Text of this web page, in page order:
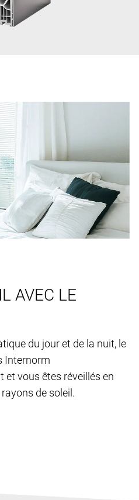
AVEC LE
du jour et de la nuit, le
Internorm
vous êtes réveillés en
de soleil.